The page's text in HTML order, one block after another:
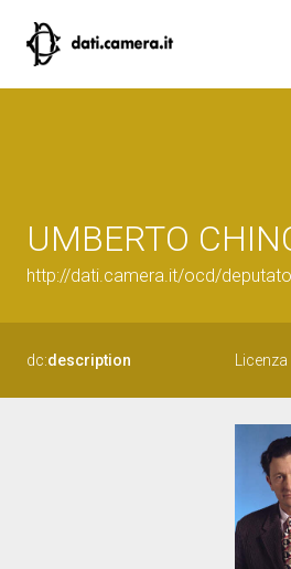
UMBERTO
http://dati.camera.it/ocd/
dc:description